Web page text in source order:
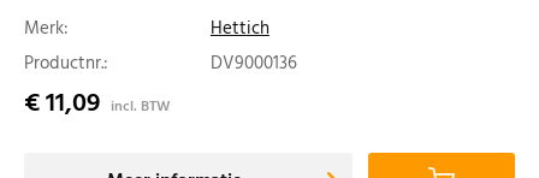
Merk:
Hettich
Productnr.:
DV9000136
€ 11,09 incl. BTW